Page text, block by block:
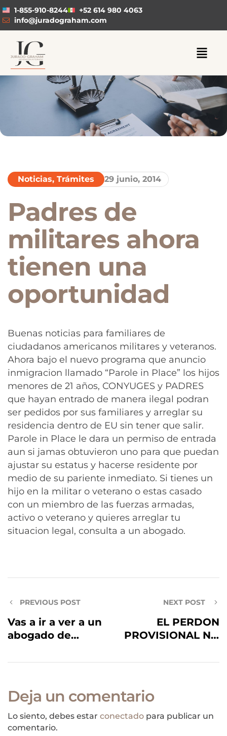
1-855-910-8244
+52 614 980 4063
info@juradograham.com
Noticias, Trámites 29 junio, 2014
Padres de
militares ahora
tienen una
oportunidad
Buenas noticias para familiares de
ciudadanos americanos militares y veteranos.
Ahora bajo el nuevo programa que anuncio
inmigracion llamado “Parole in Place” los hijos
menores de 21 años, CONYUGES y PADRES
que hayan entrado de manera ilegal podran
ser pedidos por sus familiares y arreglar su
residencia dentro de EU sin tener que salir.
Parole in Place le dara un permiso de entrada
aun si jamas obtuvieron uno para que puedan
ajustar su estatus y hacerse residente por
medio de su pariente inmediato. Si tienes un
hijo en la militar o veterano o estas casado
con un miembro de las fuerzas armadas,
activo o veterano y quieres arreglar tu
situacion legal, consulta a un abogado.
PREVIOUS POST
Vas a ir a ver a un
abogado de
quieres saber
mejor provecho a
tu consulta? Aqui
te van unos tips:
NEXT POST
EL PERDON
PROVISIONAL NO
FUNCIONANDO
Deja un comentario
Lo siento, debes estar conectado para publicar un
comentario.